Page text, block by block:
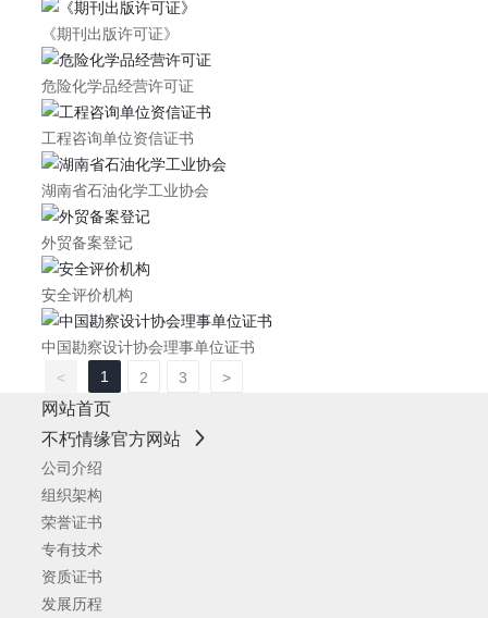
《期刊出版许可证》
危险化学品经营许可证
工程咨询单位资信证书
湖南省石油化学工业协会
外贸备案登记
安全评价机构
中国勘察设计协会理事单位证书
< 1 2 3 >
网站首页
不朽情缘官方网站
公司介绍
组织架构
荣誉证书
专有技术
资质证书
发展历程